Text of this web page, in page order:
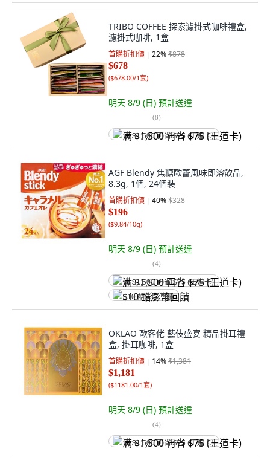
TRIBO COFFEE 探索濾掛式咖啡禮盒,
濾掛式咖啡, 1盒
首購折扣價 22%$878
$678
($678.00/1套)
明天 8/9 (日) 預計送達
(8)
满 $1,500 再省 $75 (王道卡)
AGF Blendy 焦糖歐蕾風味即溶飲品,
8.3g, 1個, 24個裝
首購折扣價 40%$328
$196
($9.84/10g)
明天 8/9 (日) 預計送達
(4)
满 $1,500 再省 $75 (王道卡)
$10 酷澎幣回饋
OKLAO 歐客佬 藝伎盛宴 精品掛耳禮
盒, 掛耳咖啡, 1盒
首購折扣價 14%$1,381
$1,181
($1181.00/1套)
明天 8/9 (日) 預計送達
(4)
满 $1,500 再省 $75 (王道卡)